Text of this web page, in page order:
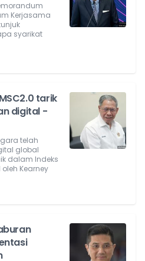
Kerjasama
syarikat
tarik
digital -
telah
global
dalam Indeks
Kearney